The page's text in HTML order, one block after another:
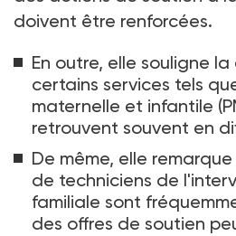
doivent être renforcées.
En outre, elle souligne
certains services tels
maternelle et infantile
retrouvent souvent en
De même, elle
de techniciens de
familiale sont
des offres de soutien